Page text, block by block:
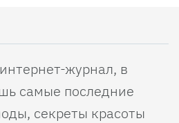
журнал, в
самые последние
секреты красоты